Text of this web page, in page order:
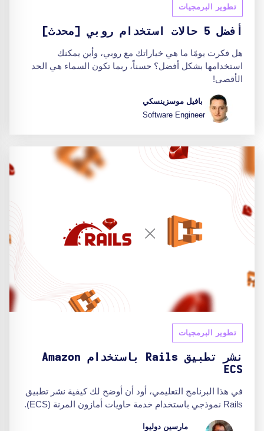
تطوير البرمجيات
أفضل 5 حالات استخدام روبي [محدث]
هل فكرت يومًا ما هي خياراتك مع روبي، وأين يمكنك
استخدامها بشكل أفضل؟ حسناً، ربما تكون السماء هي الحد
الأقصى!
بافيل موسزينسكي
Software Engineer
تطوير البرمجيات
نشر تطبيق Rails باستخدام Amazon
ECS
في هذا البرنامج التعليمي، أود أن أوضح لك كيفية نشر تطبيق
Rails نموذجي باستخدام خدمة حاويات أمازون المرنة (ECS).
مارسين دوليوا